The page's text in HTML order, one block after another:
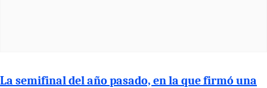
La semifinal del año pasado, en la que firmó una